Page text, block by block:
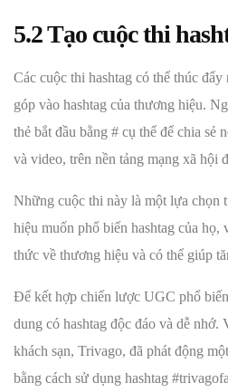
5.2 Tạo cuộc thi
Các cuộc thi hashtag có thể thúc
góp vào hashtag của thương hiệu.
thẻ bắt đầu bằng # cụ thể để chia sẻ
và video, trên nền tảng mạng xã hội
Những cuộc thi này là một lựa chọn
hiệu muốn phổ biến hashtag của họ,
thức về thương hiệu và có thể giúp
Để kết hợp chiến lược UGC phổ
dung có hashtag độc đáo và dễ nhớ.
khách sạn, Trivago, đã phát động
bằng cách sử dụng hashtag